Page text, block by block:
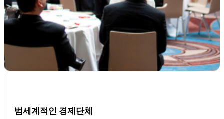
범세계적인 경제단체